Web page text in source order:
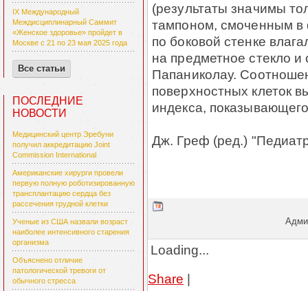
IX Международный
Междисциплинарный Саммит
«Женское здоровье» пройдет в
Москве с 21 по 23 мая 2025 года
Все статьи
ПОСЛЕДНИЕ
НОВОСТИ
Медицинский центр Эребуни
получил аккредитацию Joint
Commission International
Американские хирурги провели
первую полную роботизированную
трансплантацию сердца без
рассечения грудной клетки
Ученые из США назвали возраст
наиболее интенсивного старения
организма
Объяснено отличие
патологической тревоги от
обычного стресса
(результаты значимы
тампоном, смоченным в
по боковой стенке
на предметное стекло
Папаниколау.
поверхностных клеток
индекса,
Дж. Греф (ред.)
Loading...
Share |